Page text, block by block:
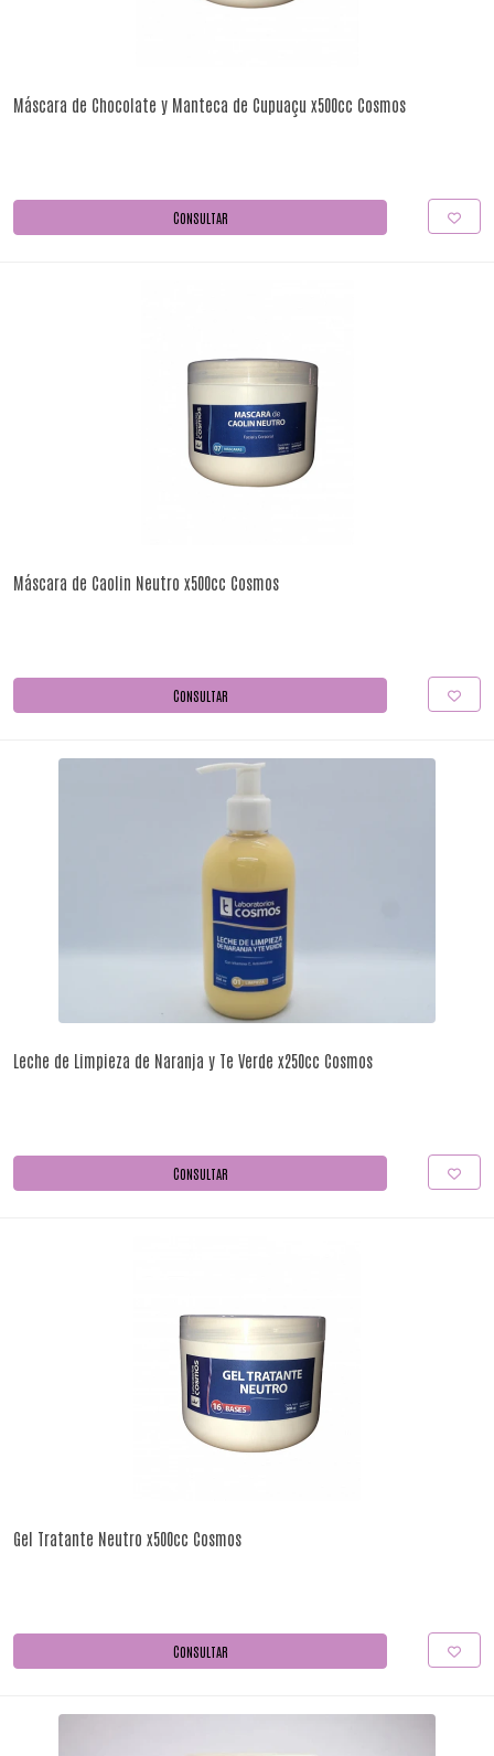
Máscara de Chocolate y Manteca de Cupuaçu x500cc Cosmos
CONSULTAR
Máscara de Caolin Neutro x500cc Cosmos
CONSULTAR
Leche de Limpieza de Naranja y Te Verde x250cc Cosmos
CONSULTAR
Gel Tratante Neutro x500cc Cosmos
CONSULTAR